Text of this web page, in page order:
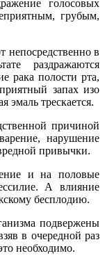
голосовых
грубым,
непосредственно в
раздражаются
рака полости рта,
запах изо
эмаль трескается.
причиной
нарушение
привычки.
и на половые
А влияние
бесплодию.
подвержены
в очередной раз
необходимо.